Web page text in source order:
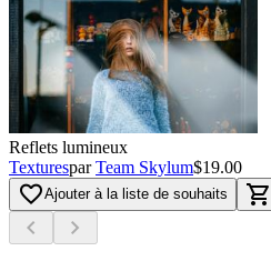
Reflets lumineux
Texturespar Team Skylum$19.00
favorite_borderAjouter à la liste de souhaits shopping_cart
chevron_left chevron_right